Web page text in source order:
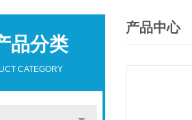
品分类
CATEGORY
产品中心